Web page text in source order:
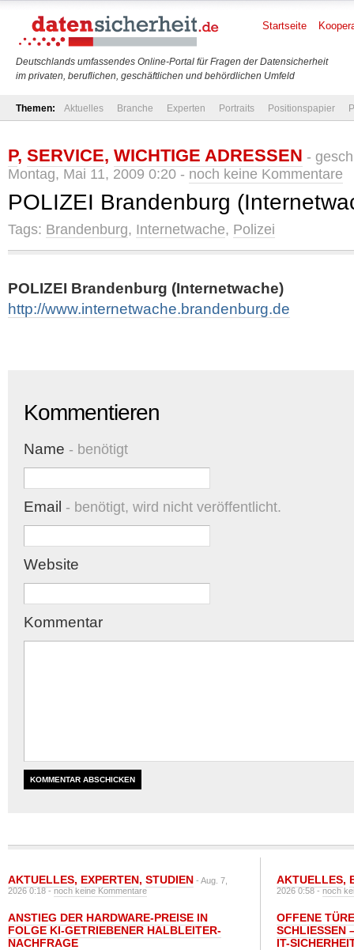
Deutschlands umfassendes Online-Portal für Fragen der Datensicherheit
im privaten, beruflichen, geschäftlichen und behördlichen Umfeld
Startseite
Themen: Aktuelles Branche Experten Portraits Positionspapier
P, SERVICE, WICHTIGE ADRESSEN -
Montag, Mai 11, 2009 0:20 - noch keine Kommentare
POLIZEI Brandenburg
Tags: Brandenburg, Internetwache, Polizei
POLIZEI Brandenburg (Internetwache)
http://www.internetwache.brandenburg.de
Kommentieren
Name - benötigt
Email - benötigt, wird nicht veröffentlicht.
Website
Kommentar
AKTUELLES, EXPERTEN, STUDIEN - Aug. 7,
2026 0:18 -noch keine Kommentare
ANSTIEG DER HARDWARE-PREISE IN
FOLGE KI-GETRIEBENER HALBLEITER-
NACHFRAGE
AKTUELLES,
2026 0:58 -noch
OFFENE
SCHLIESSEN
T-